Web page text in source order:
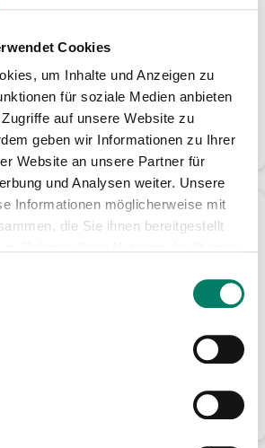
Cookies
um Inhalte und Anzeigen zu
für soziale Medien anbieten
auf unsere Website zu
geben wir Informationen zu Ihrer
Website an unsere Partner für
und Analysen weiter. Unsere
Informationen möglicherweise mit
die Sie ihnen bereitgestellt
Erstmals seit der Flut
Gerolstein bis Köln
20 Brücken, betroffene Stationen und
10 Kilometer Bahndamm erneuert •
Gesamte Leit- und Sicherungstechnik
modernisiert...
WEITERLESEN
04.06.2025
Köln: Zugverkehr läuft
befahrbar • Züge halten in Köln